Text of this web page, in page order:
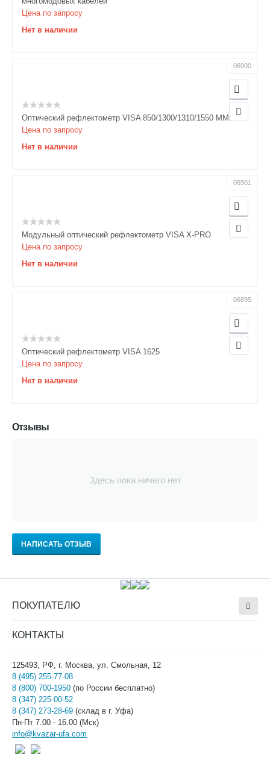
Цена по запросу
Нет в наличии
06900
Оптический рефлектометр VISA 850/1300/1310/1550 MM/SM
Цена по запросу
Нет в наличии
06901
Модульный оптический рефлектометр VISA X-PRO
Цена по запросу
Нет в наличии
06895
Оптический рефлектометр VISA 1625
Цена по запросу
Нет в наличии
Отзывы
Здесь пока ничего нет
НАПИСАТЬ ОТЗЫВ
ПОКУПАТЕЛЮ
КОНТАКТЫ
125493, РФ, г. Москва, ул. Смольная, 12
8 (495) 255-77-08
8 (800) 700-1950 (по России бесплатно)
8 (347) 225-00-52
8 (347) 273-28-69 (склад в г. Уфа)
Пн-Пт 7.00 - 16.00 (Мск)
info@kvazar-ufa.com